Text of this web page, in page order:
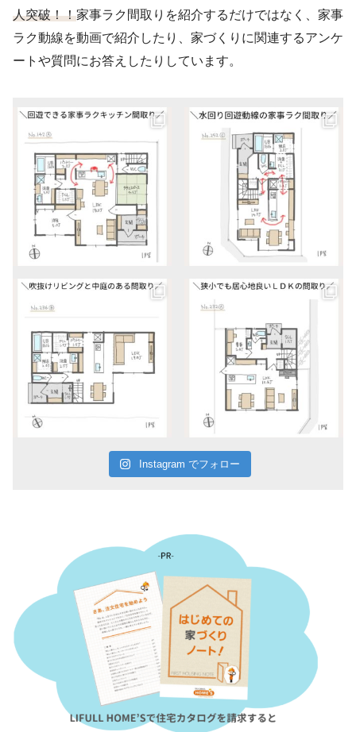
人突破！！家事ラク間取りを紹介するだけではなく、家事
ラク動線を動画で紹介したり、家づくりに関連するアンケ
ートや質問にお答えしたりしています。
Instagram でフォロー